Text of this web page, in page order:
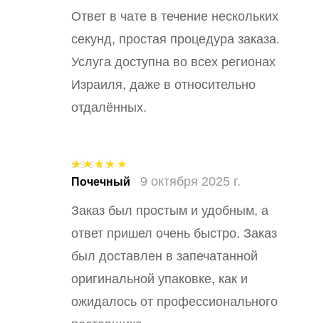
Ответ в чате в течение нескольких
секунд, простая процедура заказа.
Услуга доступна во всех регионах
Израиля, даже в относительно
отдалённых.
Оценка5из
Почечный 9 октября 2025 г.
Заказ был простым и удобным, а
ответ пришел очень быстро. Заказ
был доставлен в запечатанной
оригинальной упаковке, как и
ожидалось от профессионального